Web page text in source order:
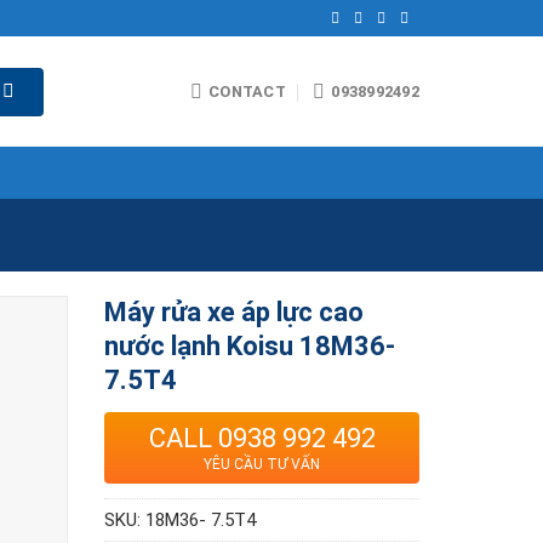
CONTACT 0938992492
Máy rửa xe áp lực cao
nước lạnh Koisu 18M36-
7.5T4
CALL 0938 992 492
YÊU CẦU TƯ VẤN
SKU: 18M36- 7.5T4